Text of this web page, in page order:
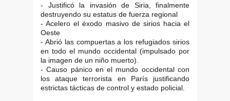
- Justificó la invasión de Siria, finalmente
destruyendo su estatus de fuerza regional
- Acelero el éxodo masivo de sirios hacia el
Oeste
- Abrió las compuertas a los refugiados sirios
en todo el mundo occidental (impulsado por
la imagen de un niño muerto).
- Causo pánico en el mundo occidental con
los ataque terrorista en París justificando
estrictas tácticas de control y estado policial.